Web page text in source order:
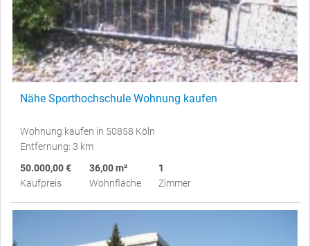
Nähe Sporthochschule Wohnung kaufen
Wohnung kaufen in 50858 Köln
Entfernung: 3 km
50.000,00 €
Kaufpreis
36,00 m²
Wohnfläche
1
Zimmer